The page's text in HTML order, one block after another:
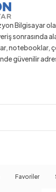
Bilgisayar
sonrasında
notebooklar,
güvenilir
Favoriler